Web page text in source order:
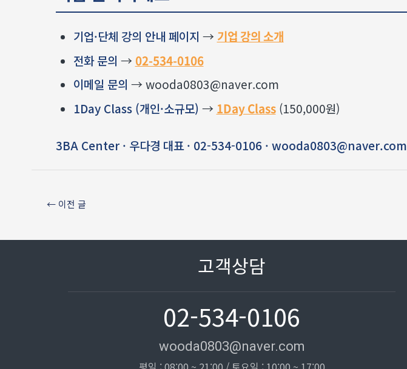
기업·단체 강의 안내 페이지 → 기업 강의 소개
전화 문의 → 02-534-0106
이메일 문의 → wooda0803@naver.com
1Day Class (개인·소규모) → 1Day Class(150,000원)
3BA Center · 우다경 대표 · 02-534-0106 · wooda0803@naver.com
←이전 글
고객상담
02-534-0106
wooda0803@naver.com